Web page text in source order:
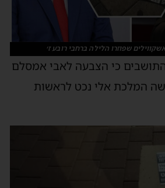
שפוזרו הלילה ברחבי רובע ז׳
כי הצבעה לאבי אמסלם
המלכת אלי נכט לראשות